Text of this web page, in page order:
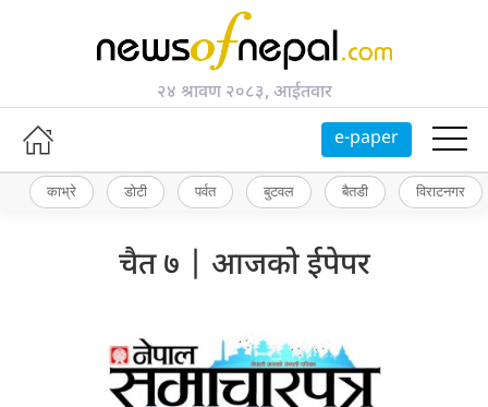
२४ श्रावण २०८३, आईतवार
e-paper
काभ्रे डोटी पर्वत बुटवल बैतडी विराटनगर
चैत ७ | आजको ईपेपर